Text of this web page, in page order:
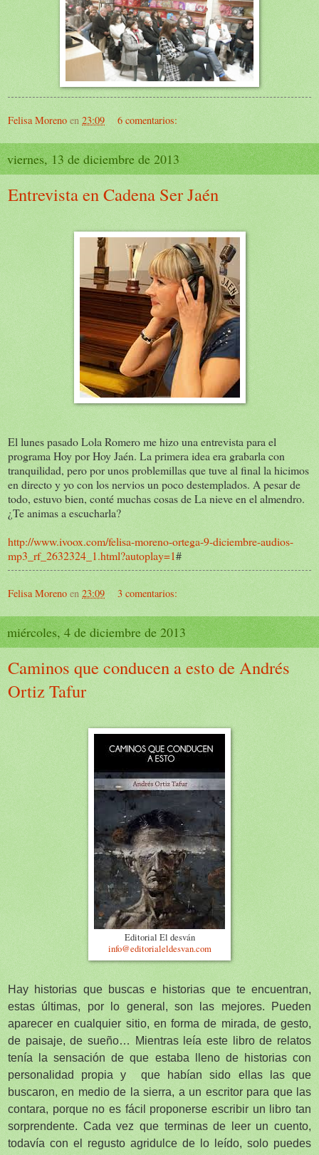
Felisa Moreno en 23:09 6 comentarios:
viernes, 13 de diciembre de 2013
Entrevista en Cadena Ser Jaén
El lunes pasado Lola Romero me hizo una entrevista para el
programa Hoy por Hoy Jaén. La primera idea era grabarla con
tranquilidad, pero por unos problemillas que tuve al final la hicimos
en directo y yo con los nervios un poco destemplados. A pesar de
todo, estuvo bien, conté muchas cosas de La nieve en el almendro.
¿Te animas a escucharla?
http://www.ivoox.com/felisa-moreno-ortega-9-diciembre-audios-
mp3_rf_2632324_1.html?autoplay=1#
Felisa Moreno en 23:09 3 comentarios:
miércoles, 4 de diciembre de 2013
Caminos que conducen a esto de Andrés
Ortiz Tafur
Editorial El desván
info@editorialeldesvan.com
Hay historias que buscas e historias que te encuentran,
estas últimas, por lo general, son las mejores. Pueden
aparecer en cualquier sitio, en forma de mirada, de gesto,
de paisaje, de sueño… Mientras leía este libro de relatos
tenía la sensación de que estaba lleno de historias con
personalidad propia y
que habían sido ellas las que
buscaron, en medio de la sierra, a un escritor para que las
contara, porque no es fácil proponerse escribir un libro tan
sorprendente. Cada vez que terminas de leer un cuento,
todavía con el regusto agridulce de lo leído, solo puedes